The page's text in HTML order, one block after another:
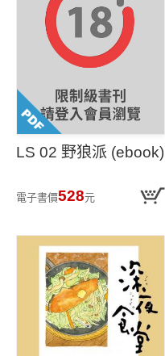
LS 02 野狼派 (ebook)
電子書價528元